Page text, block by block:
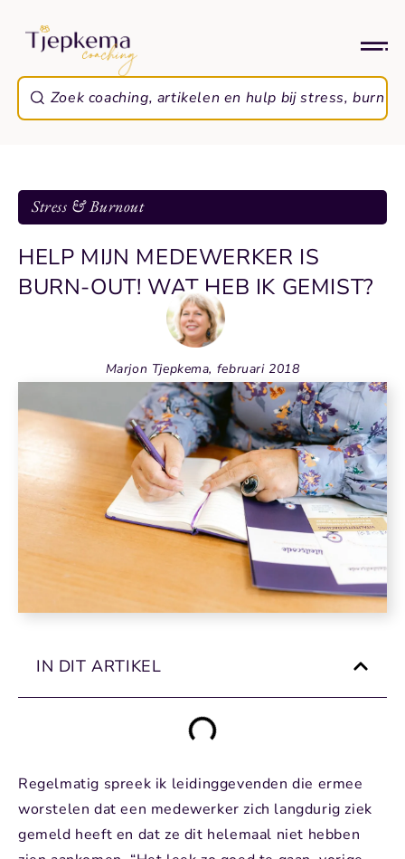
Stress & Burnout
HELP MIJN MEDEWERKER IS
BURN-OUT! WAT HEB IK GEMIST?
Marjon Tjepkema, februari 2018
IN DIT ARTIKEL
Regelmatig spreek ik leidinggevenden die ermee
worstelen dat een medewerker zich langdurig ziek
gemeld heeft en dat ze dit helemaal niet hebben